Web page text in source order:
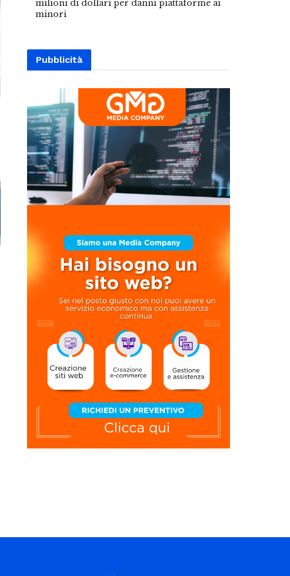
milioni di dollari per danni piattaforme ai
minori
Pubblicità